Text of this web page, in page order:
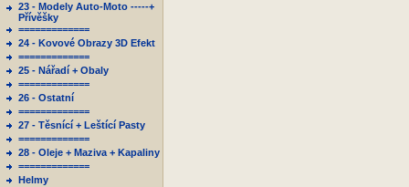
23 - Modely Auto-Moto -----+
Přívěšky
=============
24 - Kovové Obrazy 3D Efekt
=============
25 - Nářadí + Obaly
=============
26 - Ostatní
=============
27 - Těsnící + Leštící Pasty
=============
28 - Oleje + Maziva + Kapaliny
=============
Helmy